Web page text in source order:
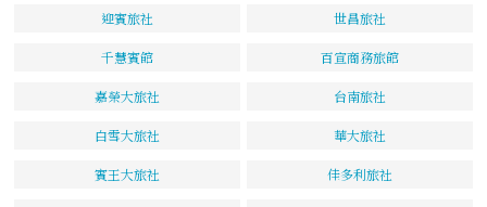
迎賓旅社 世昌旅社
千慧賓館 百宣商務旅館
嘉榮大旅社 台南旅社
白雪大旅社 華大旅社
賓王大旅社 佳多利旅社